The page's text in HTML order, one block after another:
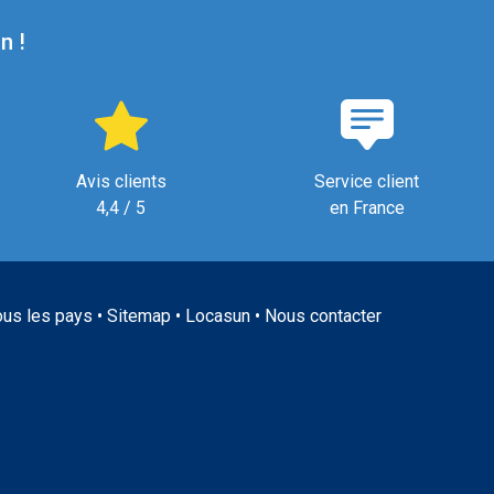
!
Avis clients
4,4 / 5
Service client
en France
les pays • Sitemap• Locasun• Nous contacter